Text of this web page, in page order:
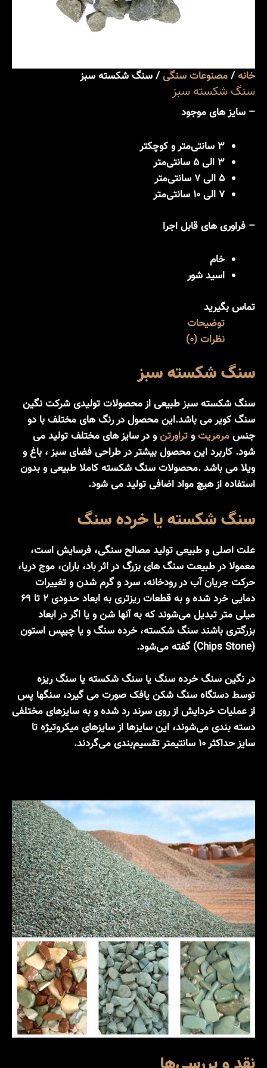
خانه/مصنوعات سنگی/ سنگ شکسته سبز
سنگ شکسته سبز
– سایز های موجود
3 سانتی‌متر و کوچکتر
3 الی 5 سانتی‌متر
5 الی 7 سانتی‌متر
7 الی 10 سانتی‌متر
– فراوری های قابل اجرا
خام
اسید شور
تماس بگیرید
توضیحات
نظرات (0)
سنگ شکسته سبز
سنگ شکسته سبز طبیعی از محصولات تولیدی شرکت نگین
سنگ کویر می باشد.این محصول در رنگ های مختلف با دو
جنسمرمریتوتراورتنو در سایز های مختلف تولید می
شود. کاربرد این محصول بیشتر در طراحی فضای سبز ، باغ و
ویلا می باشد .محصولات سنگ شکسته کاملا طبیعی و بدون
استفاده از هیچ مواد اضافی تولید می شود.
سنگ شکسته یا خرده سنگ
علت اصلی و طبیعی تولید مصالح سنگی، فرسایش است،
معمولا در طبیعت سنگ های بزرگ در اثر باد، باران، موج دریا،
حرکت جریان آب در رودخانه، سرد و گرم شدن و تغییرات
دمایی خرد شده و به قطعات ریزتری به ابعاد حدودی ۲ تا ۶۹
میلی متر تبدیل می‌شوند که به آنها شن و یا اگر در ابعاد
بزرگتری باشند سنگ شکسته، خرده سنگ و یا چیپس استون
(Chips Stone) گفته می‌شود.
در نگین سنگ خرده سنگ یا سنگ شکسته یا سنگ ریزه
توسط دستگاه سنگ شکن یافک صورت می گیرد، سنگها پس
از عملیات خردایش از روی سرند رد شده و به سایزهای مختلفی
دسته بندی می‌شوند، این سایزها از سایزهای میکروتیژه تا
سایز حداکثر ۱۰ سانتیمتر تقسیم‌بندی می‌گردند.